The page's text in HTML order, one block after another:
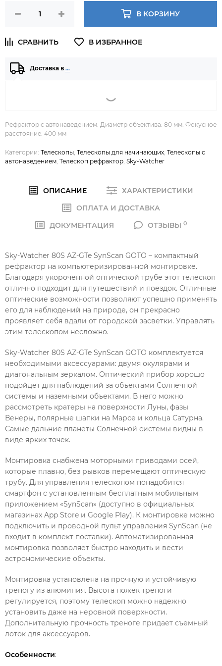
В КОРЗИНУ
Доставка в …
Рефрактор с автонаведением. Диаметр объектива: 80 мм. Фокусное
расстояние: 400 мм
Категории: Телескопы Телескопы для начинающих Телескопы с
автонаведением Телескоп рефрактор Sky-Watcher
ОПИСАНИЕ
ХАРАКТЕРИСТИКИ
ОПЛАТА И ДОСТАВКА
ДОКУМЕНТАЦИЯ
ОТЗЫВЫ0
Sky-Watcher 80S AZ-GTe SynScan GOTO – компактный
рефрактор на компьютеризированной монтировке.
Благодаря укороченной оптической трубе этот телескоп
отлично подходит для путешествий и поездок. Отличные
оптические возможности позволяют успешно применять
его для наблюдений на природе, он прекрасно
проявляет себя вдали от городской засветки. Управлять
этим телескопом несложно.
Sky-Watcher 80S AZ-GTe SynScan GOTO комплектуется
необходимыми аксессуарами: двумя окулярами и
диагональным зеркалом. Оптический прибор хорошо
подойдет для наблюдений за объектами Солнечной
системы и наземными объектами. В него можно
рассмотреть кратеры на поверхности Луны, фазы
Венеры, полярные шапки на Марсе и кольца Сатурна.
Самые дальние планеты Солнечной системы видны в
виде ярких точек.
Монтировка снабжена моторными приводами осей,
которые плавно, без рывков перемещают оптическую
трубу. Для управления телескопом понадобится
смартфон с установленным бесплатным мобильным
приложением «SynScan» (доступно в официальных
магазинах App Store и Google Play). К монтировке можно
подключить и проводной пульт управления SynScan (не
входит в комплект поставки). Автоматизированная
монтировка позволяет быстро находить и вести
астрономические объекты.
Монтировка установлена на прочную и устойчивую
треногу из алюминия. Высота ножек треноги
регулируется, поэтому телескоп можно надежно
установить даже на неровной поверхности.
Дополнительную прочность треноге придает съемный
лоток для аксессуаров.
Особенности: